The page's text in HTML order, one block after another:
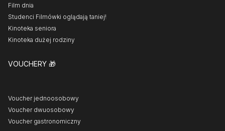
Film dnia
Studenci Filmówki oglądają taniej!
Kinoteka seniora
Kinoteka dużej rodziny
VOUCHERY 🎁
Voucher jednoosobowy
Voucher dwuosobowy
Voucher gastronomiczny